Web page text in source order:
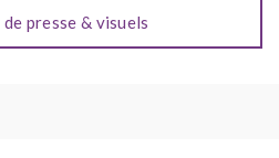
presse & visuels